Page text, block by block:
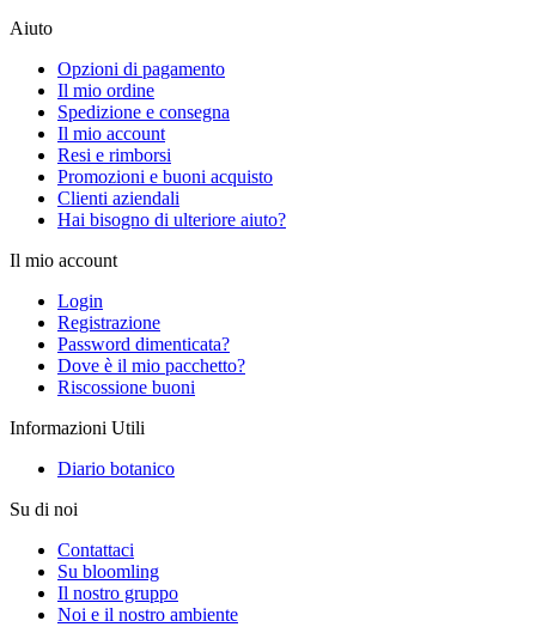
Aiuto
Opzioni di pagamento
Il mio ordine
Spedizione e consegna
Il mio account
Resi e rimborsi
Promozioni e buoni acquisto
Clienti aziendali
Hai bisogno di ulteriore aiuto?
Il mio account
Login
Registrazione
Password dimenticata?
Dove è il mio pacchetto?
Riscossione buoni
Informazioni Utili
Diario botanico
Su di noi
Contattaci
Su bloomling
Il nostro gruppo
Noi e il nostro ambiente